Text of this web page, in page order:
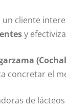
cliente
y
concretar el
de lácteos